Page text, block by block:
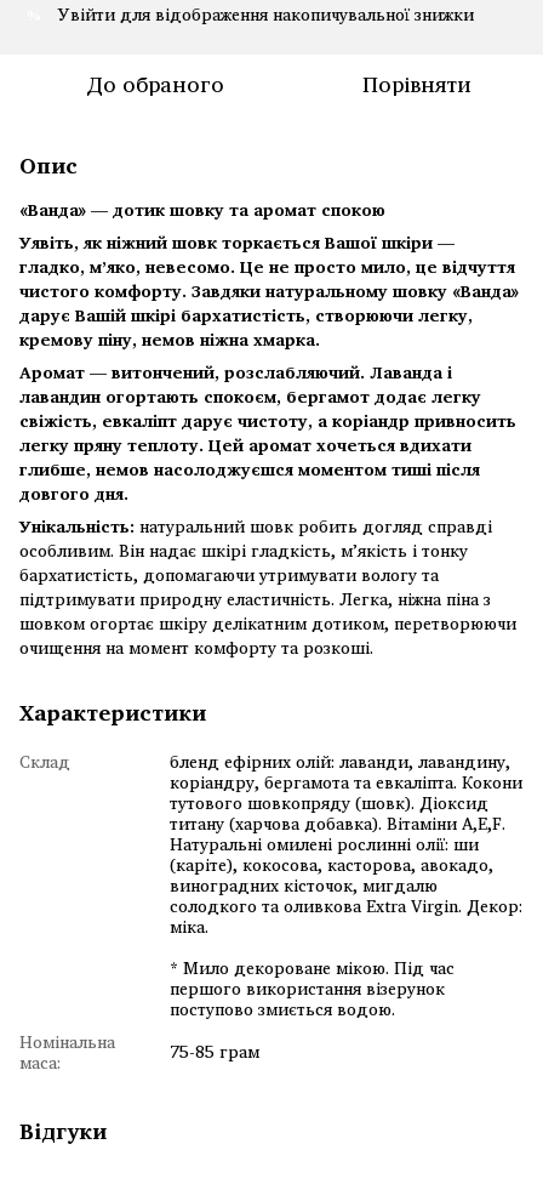
Увійтидля відображення накопичувальної знижки
До обраного Порівняти
Опис
«Ванда» — дотик шовку та аромат спокою
Уявіть, як ніжний шовк торкається Вашої шкіри —
гладко, м’яко, невесомо. Це не просто мило, це відчуття
чистого комфорту. Завдяки натуральному шовку «Ванда»
дарує Вашій шкірі бархатистість, створюючи легку,
кремову піну, немов ніжна хмарка.
Аромат — витончений, розслабляючий. Лаванда і
лавандин огортають спокоєм, бергамот додає легку
свіжість, евкаліпт дарує чистоту, а коріандр привносить
легку пряну теплоту. Цей аромат хочеться вдихати
глибше, немов насолоджуєшся моментом тиші після
довгого дня.
Унікальність: натуральний шовк робить догляд справді
особливим. Він надає шкірі гладкість, м’якість і тонку
бархатистість, допомагаючи утримувати вологу та
підтримувати природну еластичність. Легка, ніжна піна з
шовком огортає шкіру делікатним дотиком, перетворюючи
очищення на момент комфорту та розкоші.
Характеристики
Склад бленд ефірних олій: лаванди, лавандину,
коріандру, бергамота та евкаліпта. Кокони
тутового шовкопряду (шовк). Діоксид
титану (харчова добавка). Вітаміни А,Е,F.
Натуральні омилені рослинні олії: ши
(каріте), кокосова, касторова, авокадо,
виноградних кісточок, мигдалю
солодкого та оливкова Extra Virgin. Декор:
міка.
* Мило декороване мікою. Під час
першого використання візерунок
поступово змиється водою.
Номінальна
маса: 75-85 грам
Відгуки